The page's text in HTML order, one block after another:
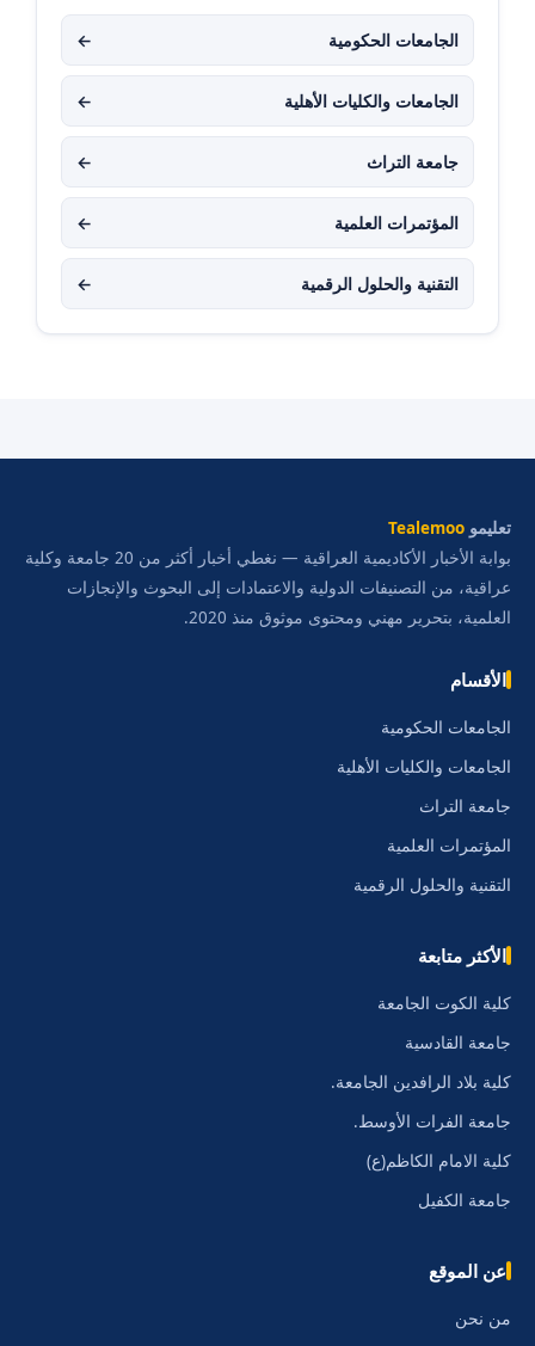
الجامعات الحكومية ←
الجامعات والكليات الأهلية ←
جامعة التراث ←
المؤتمرات العلمية ←
التقنية والحلول الرقمية ←
تعليمو Tealemoo
بوابة الأخبار الأكاديمية العراقية — نغطي أخبار أكثر من 20 جامعة وكلية
عراقية، من التصنيفات الدولية والاعتمادات إلى البحوث والإنجازات
العلمية، بتحرير مهني ومحتوى موثوق منذ 2020.
الأقسام
الجامعات الحكومية
الجامعات والكليات الأهلية
جامعة التراث
المؤتمرات العلمية
التقنية والحلول الرقمية
الأكثر متابعة
كلية الكوت الجامعة
جامعة القادسية
كلية بلاد الرافدين الجامعة.
جامعة الفرات الأوسط.
كلية الامام الكاظم(ع)
جامعة الكفيل
عن الموقع
من نحن